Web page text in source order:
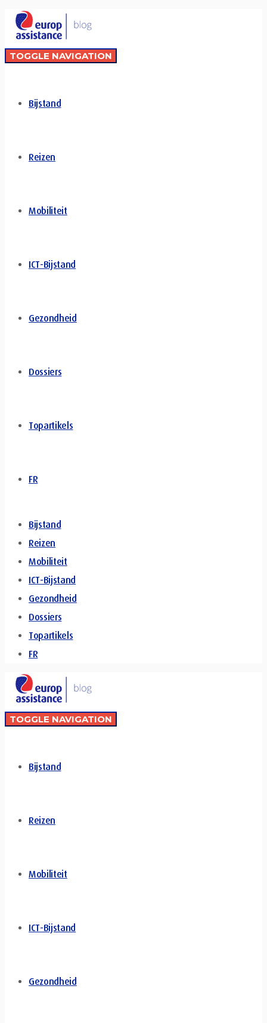
TOGGLE NAVIGATION
Bijstand
Reizen
Mobiliteit
ICT-Bijstand
Gezondheid
Dossiers
Topartikels
FR
Bijstand
Reizen
Mobiliteit
ICT-Bijstand
Gezondheid
Dossiers
Topartikels
FR
TOGGLE NAVIGATION
Bijstand
Reizen
Mobiliteit
ICT-Bijstand
Gezondheid